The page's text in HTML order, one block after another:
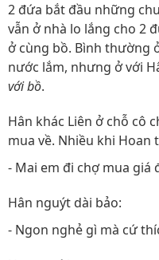
2 đứa bắt đầu những
vẫn ở nhà lo lắng cho 2
ở cùng bồ. Bình thường
nước lắm, nhưng ở với
với bồ.
Hân khác Liên ở chỗ cô
mua về. Nhiều khi
- Mai em đi chợ mua giá
Hân nguýt dài bảo:
- Ngon nghẻ gì mà cứ